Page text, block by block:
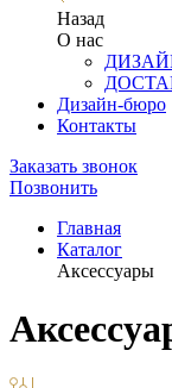
Назад
О нас
Дизайн-бюро
Контакты
Заказать звонок
Позвонить
Главная
Каталог
Аксессуары